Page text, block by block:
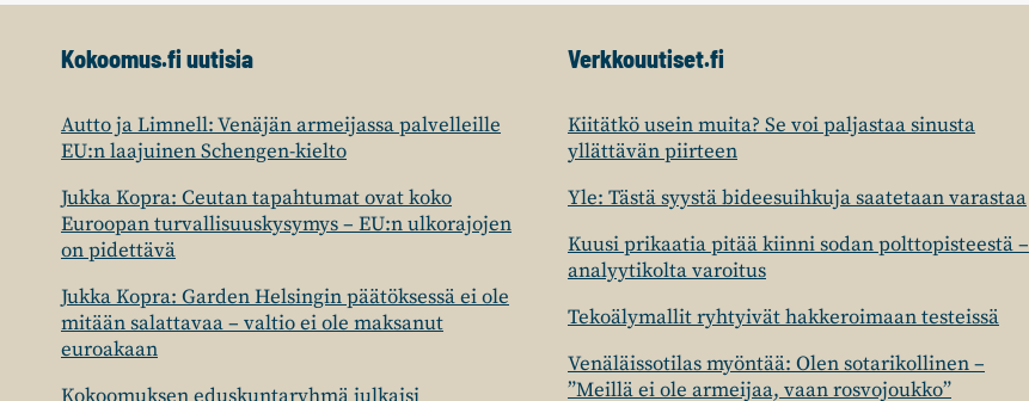
Kokoomus.fi uutisia
Autto ja Limnell: Venäjän armeijassa palvelleille
EU:n laajuinen Schengen-kielto
Jukka Kopra: Ceutan tapahtumat ovat koko
Euroopan turvallisuuskysymys – EU:n ulkorajojen
on pidettävä
Jukka Kopra: Garden Helsingin päätöksessä ei ole
mitään salattavaa – valtio ei ole maksanut
euroakaan
Verkkouutiset.fi
Kiitätkö usein muita? Se voi paljastaa sinusta
yllättävän piirteen
Yle: Tästä syystä bideesuihkuja saatetaan varastaa
Kuusi prikaatia pitää kiinni sodan polttopisteestä –
analyytikolta varoitus
Tekoälymallit ryhtyivät hakkeroimaan testeissä
Venäläissotilas myöntää: Olen sotarikollinen –
”Meillä ei ole armeijaa, vaan rosvojoukko”